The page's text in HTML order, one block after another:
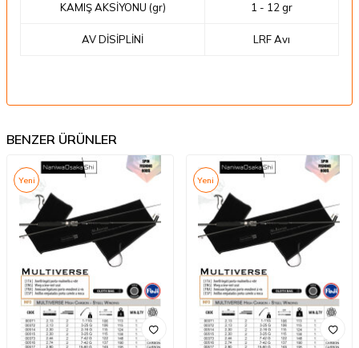
KAMIŞ AKSİYONU (gr) 1 - 12 gr
AV DİSİPLİNİ LRF Avı
BENZER ÜRÜNLER
Yeni Yeni